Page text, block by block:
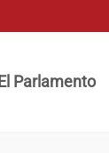
El Parlamento